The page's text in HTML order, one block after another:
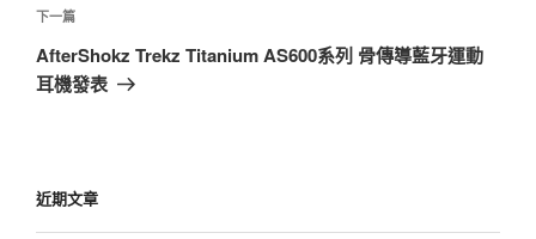
章
下
一
篇
下一篇
AfterShokz Trekz Titanium AS600系列 骨傳導藍牙運動
耳機發表
近期文章